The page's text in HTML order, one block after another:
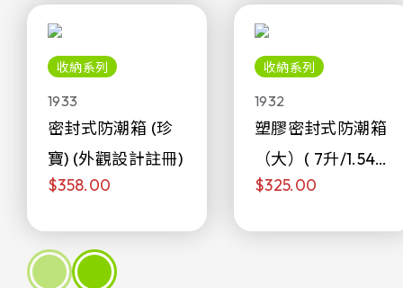
收納系列
1933
密封式防潮箱 (珍
寶) (外觀設計註冊)
$358.00
收納系列
1932
塑膠密封式防潮箱
（大）( 7升/1.54加
侖)
$325.00